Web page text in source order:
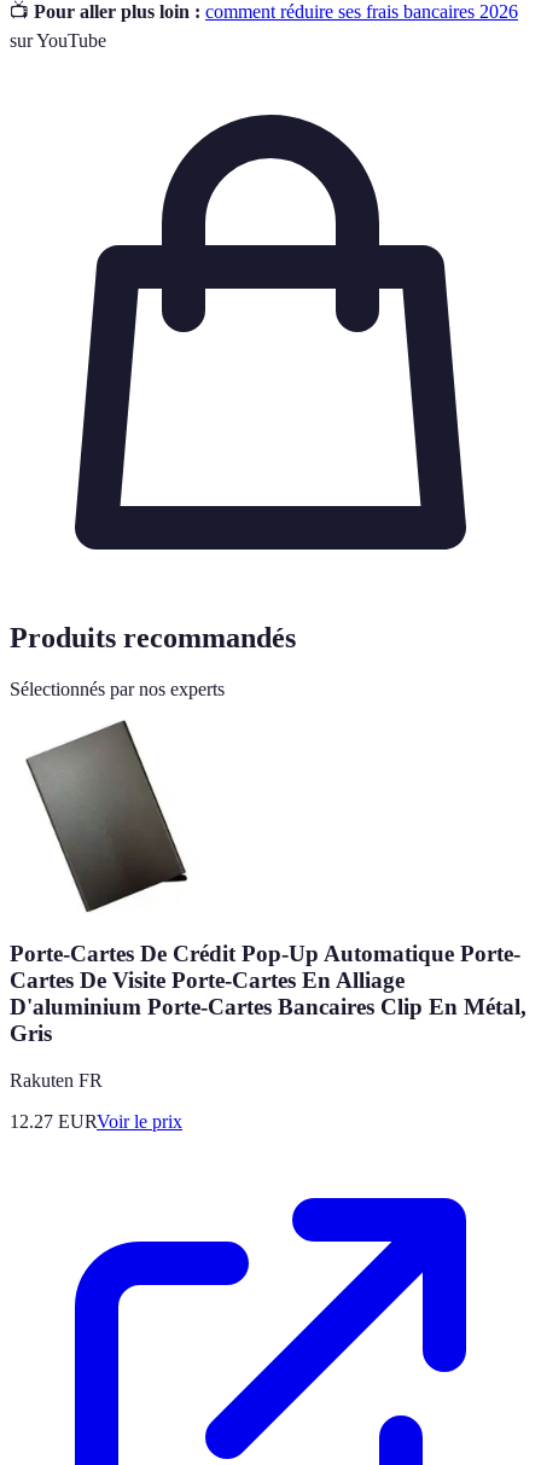
📺 Pour aller plus loin : comment réduire ses frais bancaires 2026
sur YouTube
Produits recommandés
Sélectionnés par nos experts
Porte-Cartes De Crédit Pop-Up Automatique Porte-
Cartes De Visite Porte-Cartes En Alliage
D'aluminium Porte-Cartes Bancaires Clip En Métal,
Gris
Rakuten FR
12.27 EURVoir le prix